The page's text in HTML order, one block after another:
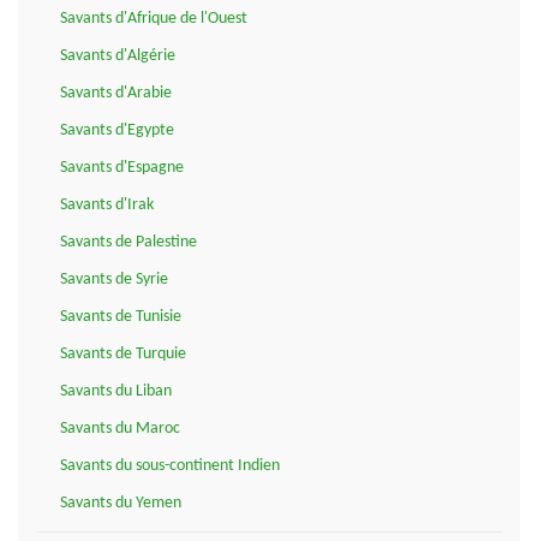
Savants d'Afrique de l'Ouest
Savants d'Algérie
Savants d'Arabie
Savants d'Egypte
Savants d'Espagne
Savants d'Irak
Savants de Palestine
Savants de Syrie
Savants de Tunisie
Savants de Turquie
Savants du Liban
Savants du Maroc
Savants du sous-continent Indien
Savants du Yemen